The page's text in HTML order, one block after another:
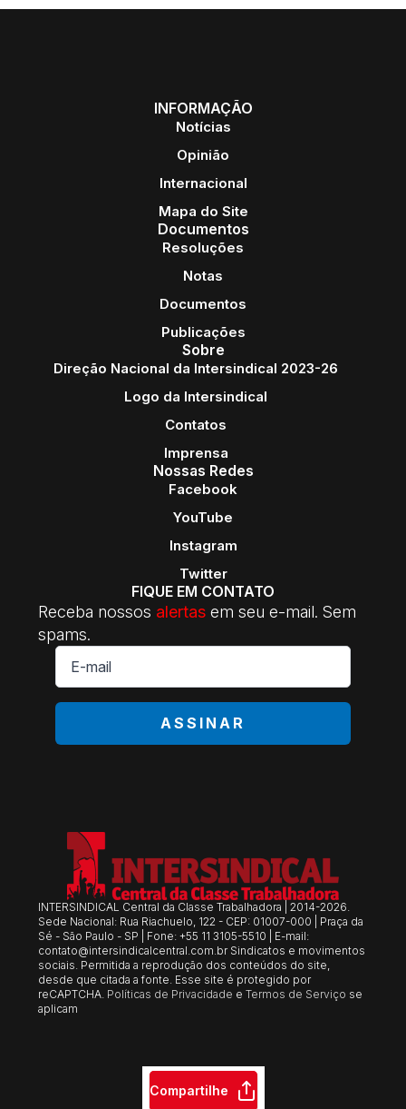
Compartilhe
INFORMAÇÃO
Notícias
Opinião
Internacional
Mapa do Site
Documentos
Resoluções
Notas
Documentos
Publicações
Sobre
Direção Nacional da Intersindical 2023-26
Logo da Intersindical
Contatos
Imprensa
Nossas Redes
Facebook
YouTube
Instagram
Twitter
FIQUE EM CONTATO
Receba nossos alertas em seu e-mail. Sem
spams.
E-
mail
ASSINAR
INTERSINDICAL Central da Classe Trabalhadora | 2014-2026.
Sede Nacional: Rua Riachuelo, 122 - CEP: 01007-000 | Praça da
Sé - São Paulo - SP | Fone: +55 11 3105-5510 | E-mail:
contato@intersindicalcentral.com.br Sindicatos e movimentos
sociais. Permitida a reprodução dos conteúdos do site,
desde que citada a fonte. Esse site é protegido por
reCAPTCHA. Políticas de Privacidade eTermos de Serviço se
aplicam